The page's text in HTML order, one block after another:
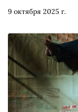
9 октября 2025 г.